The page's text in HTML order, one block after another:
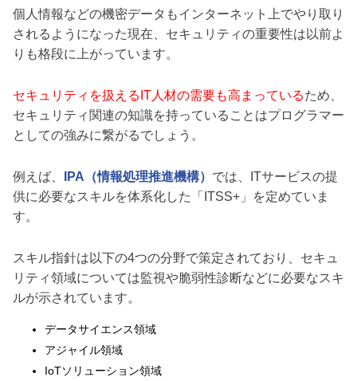
個人情報などの機密データもインターネット上でやり取り
されるようになった現在、セキュリティの重要性は以前よ
りも格段に上がっています。
セキュリティを扱えるIT人材の需要も高まっているため、
セキュリティ関連の知識を持っていることはプログラマー
としての強みに繋がるでしょう。
例えば、 IPA（情報処理推進機構） では、ITサービスの提
供に必要なスキルを体系化した「ITSS+」を定めていま
す。
スキル指針は以下の4つの分野で策定されており、セキュ
リティ領域については監視や脆弱性診断などに必要なスキ
ルが示されています。
データサイエンス領域
アジャイル領域
IoTソリューション領域